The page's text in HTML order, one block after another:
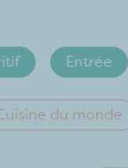
Entrée
du monde